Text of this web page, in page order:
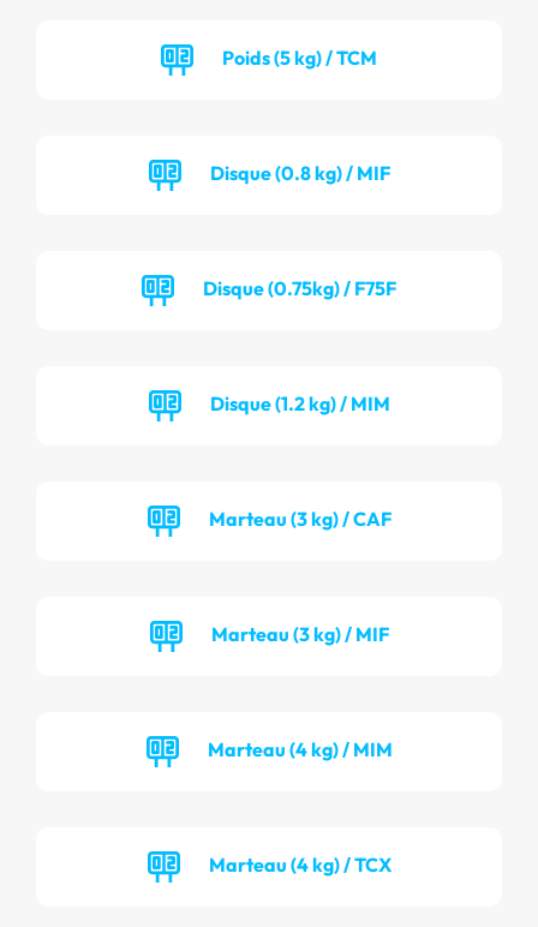
Poids (5 kg) / TCM
Disque (0.8 kg) / MIF
Disque (0.75kg) / F75F
Disque (1.2 kg) / MIM
Marteau (3 kg) / CAF
Marteau (3 kg) / MIF
Marteau (4 kg) / MIM
Marteau (4 kg) / TCX